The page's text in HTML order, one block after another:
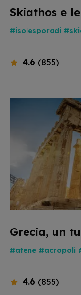
Skiathos e
#isolesporadi
4.6 (855)
Grecia, un
#atene #acropoli
4.6 (855)